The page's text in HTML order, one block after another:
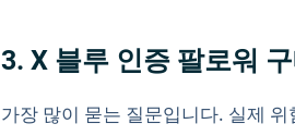
3. X 블루 인증 팔로워
가장 많이 묻는 질문입니다. 실제